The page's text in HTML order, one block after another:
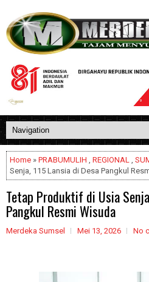
Home » PRABUMULIH , REGIONAL ,
Senja, 115 Lansia di Desa Pangkul
Tetap Produktif di Usia
Pangkul Resmi Wisuda
Merdeka Sumsel Mei 13, 2026 No